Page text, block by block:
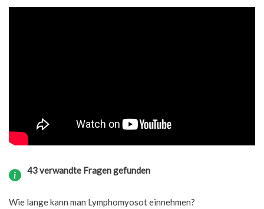
43 verwandte Fragen gefunden
Wie lange kann man Lymphomyosot einnehmen?